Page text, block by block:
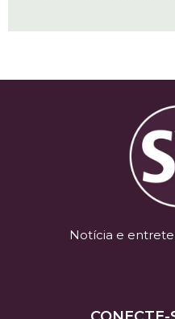
Notícia e